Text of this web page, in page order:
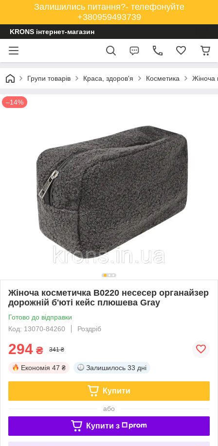
Залишились питання?- телефонуйте
+380959493739
KRONS інтернет-магазин
Групи товарів Краса, здоров'я Косметика Жіноча
–14%
Жіноча косметичка B0220 несесер органайзер
дорожній б'юті кейс плюшева Gray
Готово до відправки
Код: 13070-84260
Роздріб
294 ₴ 341 ₴
Економія 47 ₴ Залишилось 33 дні
Купити
або
Купити з